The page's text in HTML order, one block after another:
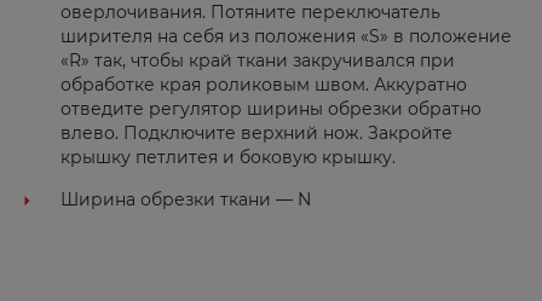
оверлочивания. Потяните переключатель
ширителя на себя из положения «S» в положение
«R» так, чтобы край ткани закручивался при
обработке края роликовым швом. Аккуратно
отведите регулятор ширины обрезки обратно
влево. Подключите верхний нож. Закройте
крышку петлитея и боковую крышку.
Ширина обрезки ткани — N
Каменск-Уральский
Камызяк
Каспийск